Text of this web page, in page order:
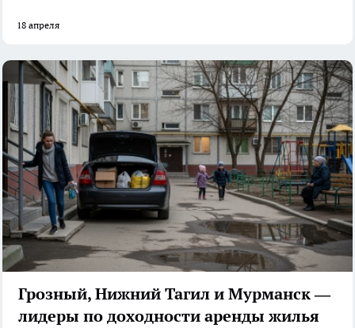
18 апреля
Грозный, Нижний Тагил и Мурманск —
лидеры по доходности аренды жилья